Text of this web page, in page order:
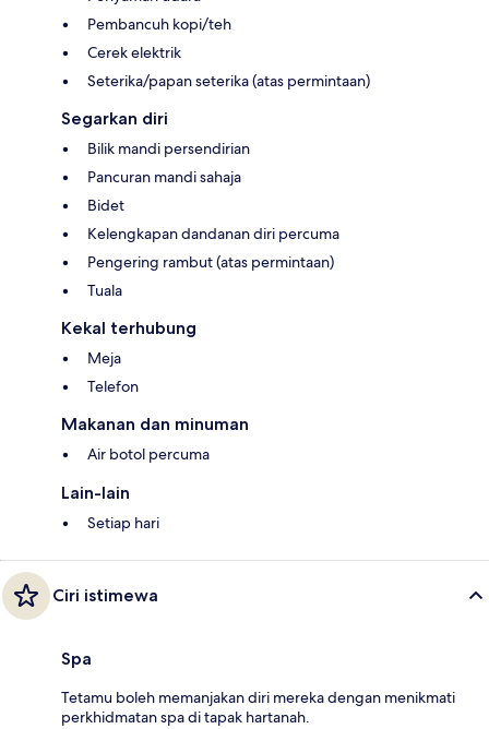
Pembancuh kopi/teh
Cerek elektrik
Seterika/papan seterika (atas permintaan)
Segarkan diri
Bilik mandi persendirian
Pancuran mandi sahaja
Bidet
Kelengkapan dandanan diri percuma
Pengering rambut (atas permintaan)
Tuala
Kekal terhubung
Meja
Telefon
Makanan dan minuman
Air botol percuma
Lain-lain
Setiap hari
Ciri istimewa
Spa
Tetamu boleh memanjakan diri mereka dengan menikmati
perkhidmatan spa di tapak hartanah.